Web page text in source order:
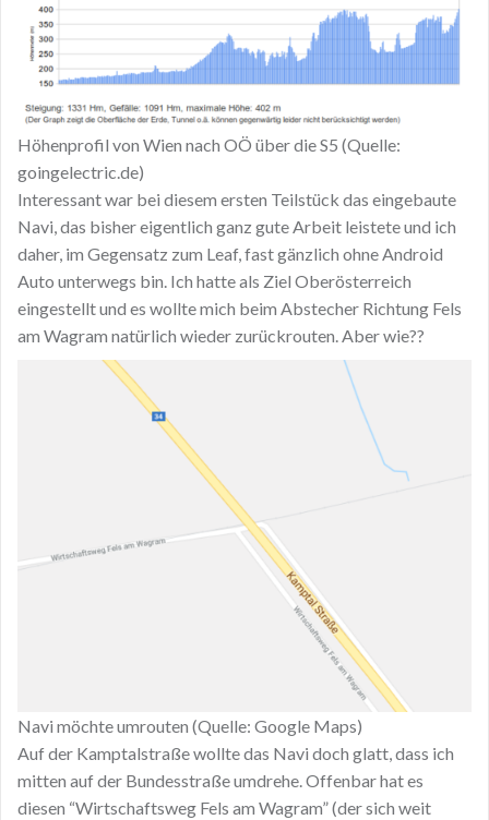
Höhenprofil von Wien nach OÖ über die S5 (Quelle:
goingelectric.de)
Interessant war bei diesem ersten Teilstück das eingebaute
Navi, das bisher eigentlich ganz gute Arbeit leistete und ich
daher, im Gegensatz zum Leaf, fast gänzlich ohne Android
Auto unterwegs bin. Ich hatte als Ziel Oberösterreich
eingestellt und es wollte mich beim Abstecher Richtung Fels
am Wagram natürlich wieder zurückrouten. Aber wie??
Navi möchte umrouten (Quelle: Google Maps)
Auf der Kamptalstraße wollte das Navi doch glatt, dass ich
mitten auf der Bundesstraße umdrehe. Offenbar hat es
diesen “Wirtschaftsweg Fels am Wagram” (der sich weit